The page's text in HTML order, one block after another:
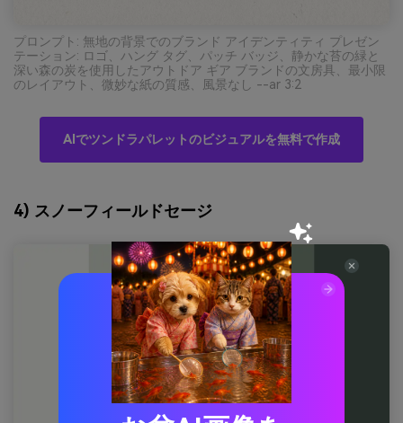
プロンプト: 無地の背景でのブランド アイデンティティ プレゼン
テーション: ロゴ、ハング タグ、パッチ バッジ、静かな苔の緑と
深い森の炭を使用したアウトドア ギア ブランドの文房具、最小限
のレイアウト、微妙な紙の質感、風景なし --ar 3:2
AIでツンドラパレットのビジュアルを無料で作成
4) スノーフィールドセージ